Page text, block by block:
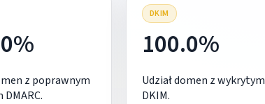
z poprawnym
DKIM
100.0%
Udział domen z wykrytym
DKIM.